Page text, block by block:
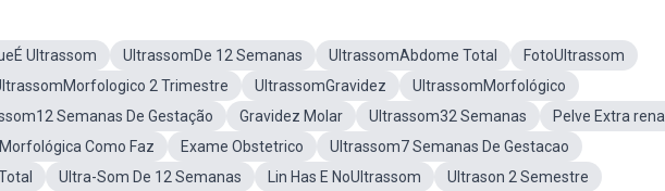
Ultrassom UltrassomDe 12 Semanas UltrassomAbdome Total
FotoUltrassom
2 Trimestre UltrassomGravidez
UltrassomMorfológico
Semanas De Gestação Gravidez Molar Ultrassom32 Semanas
Pelve Extra renal
Como Faz Exame Obstetrico
Ultrassom7 Semanas De Gestacao
Ultra-Som De 12 Semanas Lin Has E NoUltrassom
Ultrason 2 Semestre